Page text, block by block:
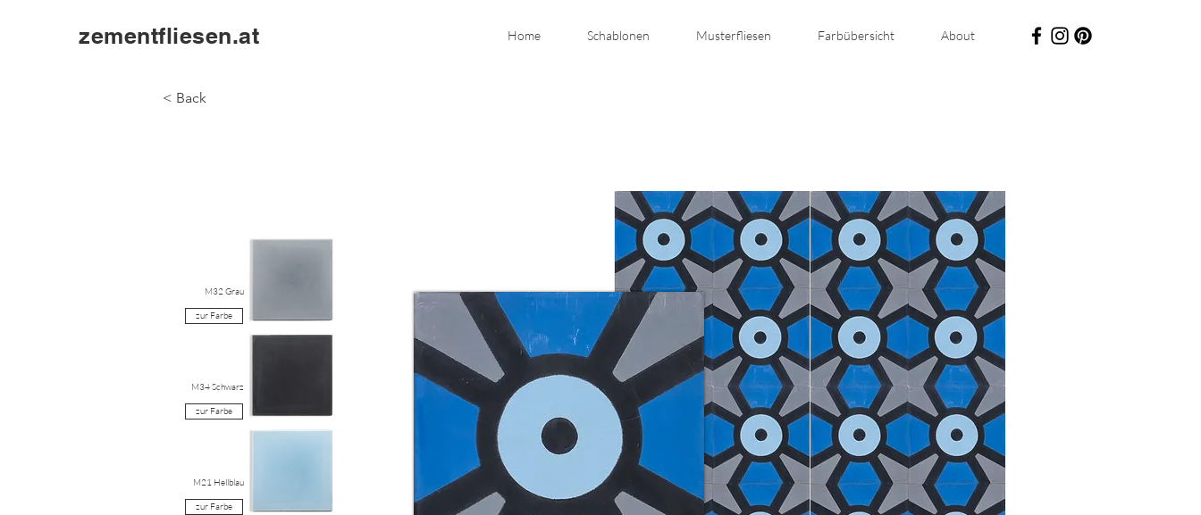
zementfliesen.at Home Schablonen Musterfliesen Farbübersicht About
< Back
M32 Grau
zur Farbe
M34 Schwarz
zur Farbe
M21 Hellblau
zur Farbe